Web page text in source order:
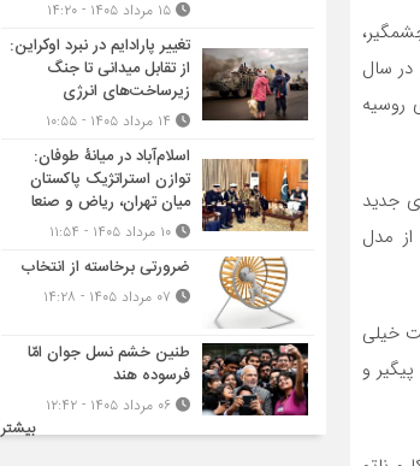
سرعتی چشمگیر،
سال
روسیه
جدید
مدل
خیلی
و
تغییر پارادایم در نبرد اوکراین:
از تقابل میدانی تا جنگ
زیرساخت‌های انرژی
اسلام‌آباد در میانۀ طوفان:
توازن استراتژیک پاکستان
میان تهران، ریاض و صنعا
ضرورتی برخاسته از انتخاب
طنین خشم نسل جوان امّا
فرسوده هند
بیشتر